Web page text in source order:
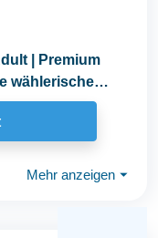
| Premium
wählerische
Mehr anzeigen ⏷